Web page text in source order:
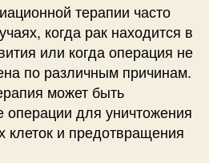
терапии часто
когда рак находится в
или когда операция не
по различным причинам.
может быть
операции для уничтожения
клеток и предотвращения